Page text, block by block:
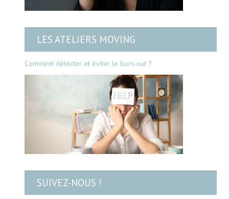
LES ATELIERS MOVING
Comment détecter et éviter le burn-out ?
SUIVEZ-NOUS !